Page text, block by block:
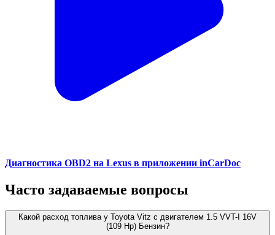
Диагностика OBD2 на Lexus в приложении inCarDoc
Часто задаваемые вопросы
Какой расход топлива у Toyota Vitz с двигателем 1.5 VVT-I 16V
(109 Hp) Бензин?